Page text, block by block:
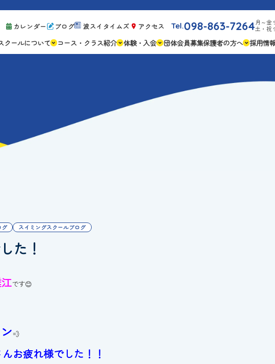
カレンダー ブログ 波スイタイムズ アクセス Tel.098-863-7264月～金
土・祝
クールについて
コース・クラス紹介 体験・入会
キャンペーン情報
よくある質問
団体会員募集保護者の方へ
ゴールデンエイジ
採用情
グ スイミングスクールブログ
た！
です😊
💨
お疲れ様でした！！